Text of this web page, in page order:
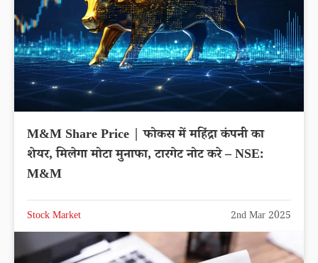
M&M Share Price | फोकस में महिंद्रा कंपनी का
शेयर, मिलेगा मोटा मुनाफा, टारगेट नोट करे – NSE:
M&M
Stock Market 2nd Mar 2025